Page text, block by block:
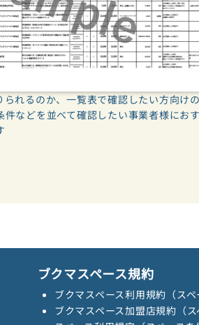
られるのか、一覧表で確認したい方向け
件などを並べて確認したい事業者様にお
ブクマスペース規約
ブクマスペース利用規約（スペ
ブクマスペース加盟店規約（ス